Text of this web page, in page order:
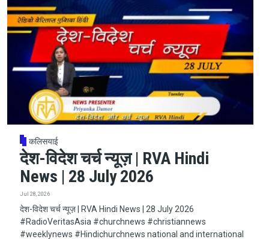
कलिसयाई
देश-विदेश चर्च न्यूज़ | RVA Hindi
News | 28 July 2026
Jul 28, 2026
देश-विदेश चर्च न्यूज़ | RVA Hindi News | 28 July 2026
#RadioVeritasAsia​​​​​ #churchnews​​​​​ #christiannews​​​​​
#weeklynews​ #Hindichurchnews national and international